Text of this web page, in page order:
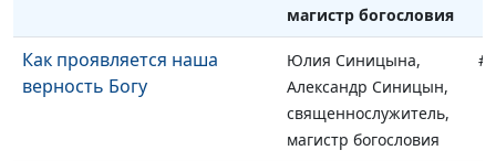
магистр богословия
Как проявляется наша
верность Богу
Юлия Синицына,
Александр Синицын,
священнослужитель,
магистр богословия